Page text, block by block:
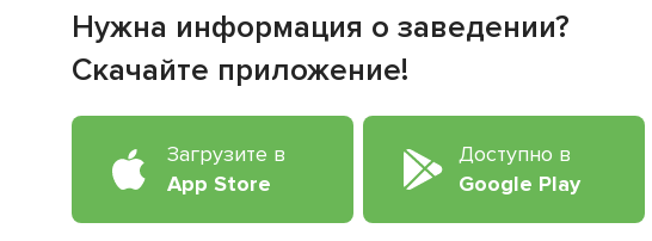
Нужна информация о заведении?
Скачайте приложение!
Загрузите в
App Store
Доступно в
Google Play